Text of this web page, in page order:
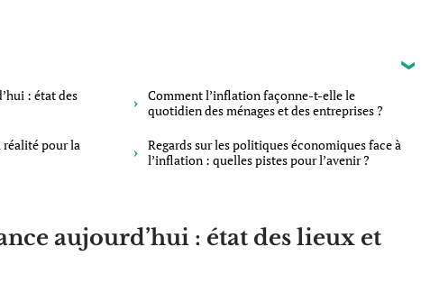
: état des
pour la
Comment l’inflation façonne-t-elle le
quotidien des ménages et des entreprises ?
Regards sur les politiques économiques face à
l’inflation : quelles pistes pour l’avenir ?
aujourd’hui : état des lieux et